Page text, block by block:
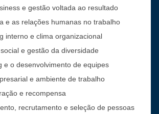
e gestão voltada ao resultado
e as relações humanas no trabalho
interno e clima organizacional
e gestão da diversidade
e o desenvolvimento de equipes
e ambiente de trabalho
e recompensa
recrutamento e seleção de pessoas